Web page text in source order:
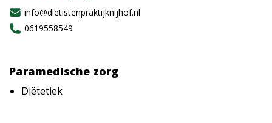
info@dietistenpraktijknijhof.nl
0619558549
Paramedische zorg
Diëtetiek